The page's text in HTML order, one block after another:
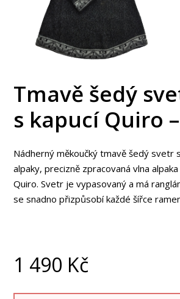
Tmavě šedý
s kapucí Quiro
Nádherný měkoučký tmavě šedý svetr
alpaky, precizně zpracovaná vlna
Quiro. Svetr je vypasovaný a má
se snadno přizpůsobí každé šířce
1 490 Kč